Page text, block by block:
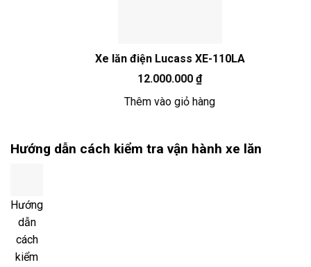
Xe lăn điện Lucass XE-110LA
12.000.000₫
Thêm vào giỏ hàng
Hướng dẫn cách kiểm tra vận hành xe lăn
Hướng
dẫn
cách
kiểm